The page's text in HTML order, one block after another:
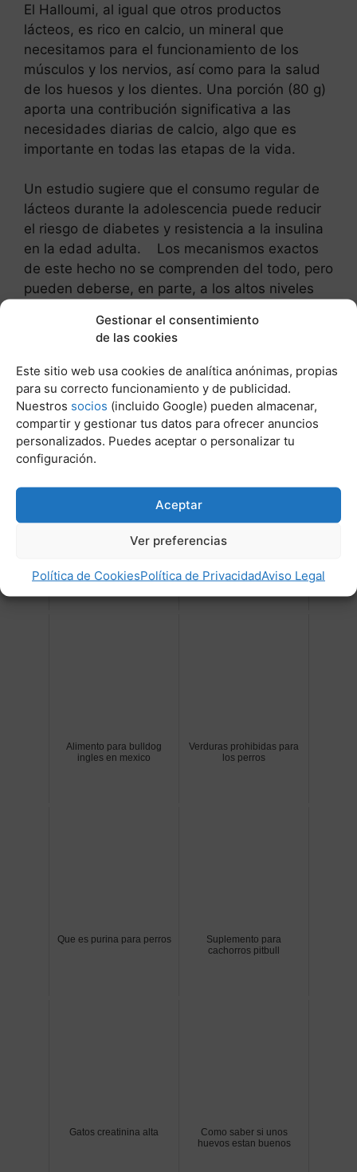
Gestionar el consentimiento
de las cookies
Este sitio web usa cookies de analítica anónimas, propias
para su correcto funcionamiento y de publicidad.
Nuestros socios (incluido Google) pueden almacenar,
compartir y gestionar tus datos para ofrecer anuncios
personalizados. Puedes aceptar o personalizar tu
configuración.
Aceptar
Ver preferencias
Política de CookiesPolítica de PrivacidadAviso Legal
El Halloumi, al igual que otros productos
lácteos, es rico en calcio, un mineral que
necesitamos para el funcionamiento de los
músculos y los nervios, así como para la salud
de los huesos y los dientes. Una porción (80 g)
aporta una contribución significativa a las
necesidades diarias de calcio, algo que es
importante en todas las etapas de la vida.
Un estudio sugiere que el consumo regular de
lácteos durante la adolescencia puede reducir
el riesgo de diabetes y resistencia a la insulina
en la edad adulta. Los mecanismos exactos
de este hecho no se comprenden del todo, pero
pueden deberse, en parte, a los altos niveles
digestión y ayudan a estabilizar los niveles de
Post Relacionados:
Alimento para bulldog
ingles en mexico
Verduras prohibidas para
los perros
Que es purina para perros
Suplemento para
cachorros pitbull
Gatos creatinina alta
Como saber si unos
huevos estan buenos